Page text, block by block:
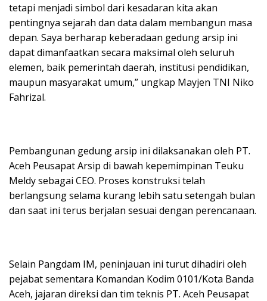
tetapi menjadi simbol dari kesadaran kita akan
pentingnya sejarah dan data dalam membangun masa
depan. Saya berharap keberadaan gedung arsip ini
dapat dimanfaatkan secara maksimal oleh seluruh
elemen, baik pemerintah daerah, institusi pendidikan,
maupun masyarakat umum,” ungkap Mayjen TNI Niko
Fahrizal.
Pembangunan gedung arsip ini dilaksanakan oleh PT.
Aceh Peusapat Arsip di bawah kepemimpinan Teuku
Meldy sebagai CEO. Proses konstruksi telah
berlangsung selama kurang lebih satu setengah bulan
dan saat ini terus berjalan sesuai dengan perencanaan.
Selain Pangdam IM, peninjauan ini turut dihadiri oleh
pejabat sementara Komandan Kodim 0101/Kota Banda
Aceh, jajaran direksi dan tim teknis PT. Aceh Peusapat